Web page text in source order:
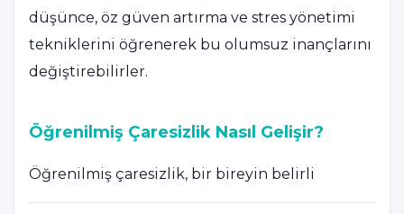
düşünce, öz güven artırma ve stres yönetimi
tekniklerini öğrenerek bu olumsuz inançlarını
değiştirebilirler.
Öğrenilmiş Çaresizlik Nasıl Gelişir?
Öğrenilmiş çaresizlik, bir bireyin belirli
koşullar altında geliştirdiği bir psikolojik